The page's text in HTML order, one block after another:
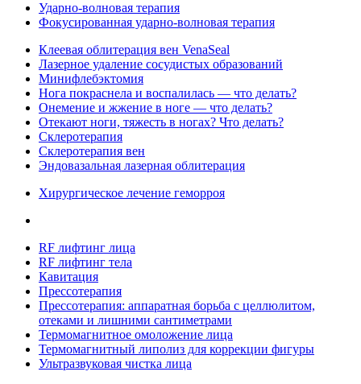
Ударно-волновая терапия
Фокусированная ударно-волновая терапия
Клеевая облитерация вен VenaSeal
Лазерное удаление сосудистых образований
Минифлебэктомия
Нога покраснела и воспалилась — что делать?
Онемение и жжение в ноге — что делать?
Отекают ноги, тяжесть в ногах? Что делать?
Склеротерапия
Склеротерапия вен
Эндовазальная лазерная облитерация
Хирургическое лечение геморроя
RF лифтинг лица
RF лифтинг тела
Кавитация
Прессотерапия
Прессотерапия: аппаратная борьба с целлюлитом,
отеками и лишними сантиметрами
Термомагнитное омоложение лица
Термомагнитный липолиз для коррекции фигуры
Ультразвуковая чистка лица